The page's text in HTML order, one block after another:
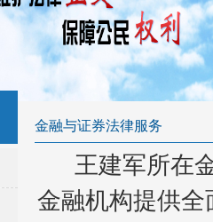
金融与证券法律服务
王建军所在金
金融机构提供